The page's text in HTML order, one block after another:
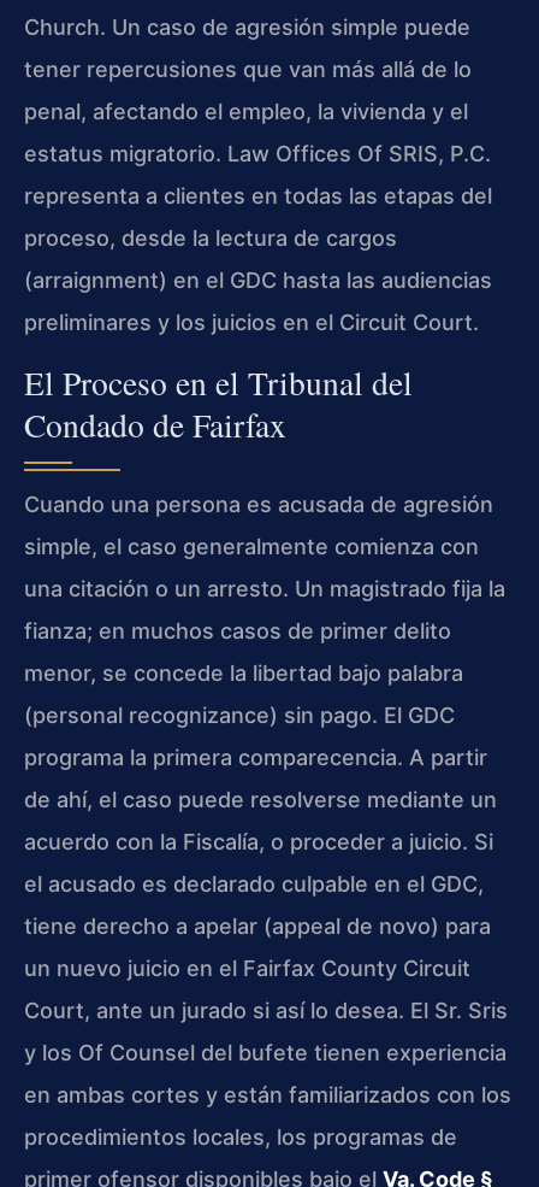
Church. Un caso de agresión simple puede
tener repercusiones que van más allá de lo
penal, afectando el empleo, la vivienda y el
estatus migratorio. Law Offices Of SRIS, P.C.
representa a clientes en todas las etapas del
proceso, desde la lectura de cargos
(arraignment) en el GDC hasta las audiencias
preliminares y los juicios en el Circuit Court.
El Proceso en el Tribunal del
Condado de Fairfax
Cuando una persona es acusada de agresión
simple, el caso generalmente comienza con
una citación o un arresto. Un magistrado fija la
fianza; en muchos casos de primer delito
menor, se concede la libertad bajo palabra
(personal recognizance) sin pago. El GDC
programa la primera comparecencia. A partir
de ahí, el caso puede resolverse mediante un
acuerdo con la Fiscalía, o proceder a juicio. Si
el acusado es declarado culpable en el GDC,
tiene derecho a apelar (appeal de novo) para
un nuevo juicio en el Fairfax County Circuit
Court, ante un jurado si así lo desea. El Sr. Sris
y los Of Counsel del bufete tienen experiencia
en ambas cortes y están familiarizados con los
procedimientos locales, los programas de
primer ofensor disponibles bajo el Va. Code §